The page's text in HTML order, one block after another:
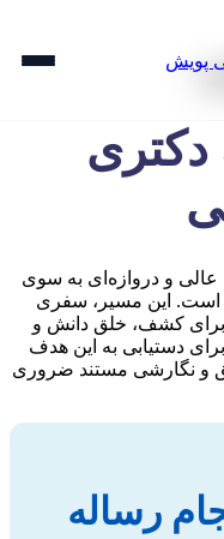
دکتری
عالی و دروازه‌ای به سوی
این مسیر، سفری
کشف، خلق دانش و
دستیابی به این هدف
و نگارشی مستند ضروری
رساله